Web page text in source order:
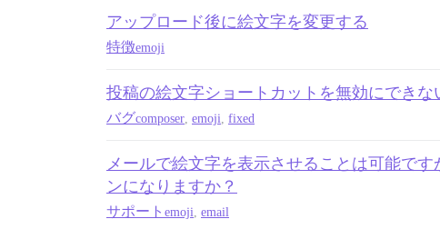
アップロード後に絵文字を変更する
特徴emoji
投稿の絵文字ショートカットを無効にできな
バグcomposer emoji fixed
メールで絵文字を表示させることは可能で
ンになりますか？
サポート emoji email